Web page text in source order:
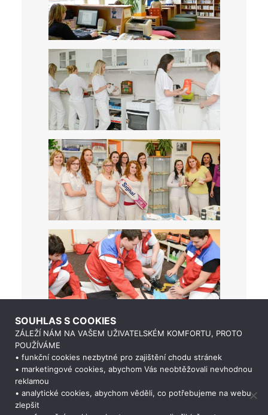
SOUHLAS S COOKIES
ZÁLEŽÍ NÁM NA VAŠEM UŽIVATELSKÉM KOMFORTU, PROTO
POUŽÍVÁME
• funkční cookies nezbytné pro zajištění chodu stránek
• marketingové cookies, abychom Vás neobtěžovali nevhodnou
reklamou
• analytické cookies, abychom věděli, co potřebujeme na webu
zlepšit